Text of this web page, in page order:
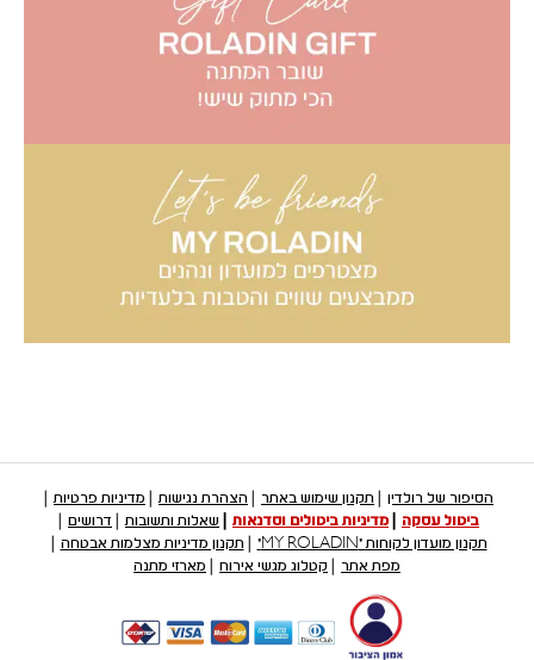
הסיפור של רולדין תקנון שימוש באתר הצהרת נגישות
מדיניות פרטיות
ביטול עסקה
מדיניות ביטולים וסדנאות שאלות ותשובות
דרושים
תקנון מועדון לקוחות "MY ROLADIN"
תקנון מדיניות מצלמות אבטחה
מפת אתר
קטלוג מגשי אירוח מארזי מתנה